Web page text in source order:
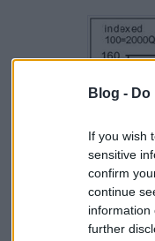
Blog -
If you wish
sensitive
confirm
continue
information
further